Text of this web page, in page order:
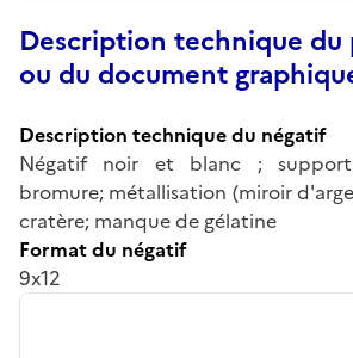
Description technique
ou du document
Description technique du négatif
Négatif noir et blanc ; support
bromure; métallisation (miroir
cratère; manque de gélatine
Format du négatif
9x12